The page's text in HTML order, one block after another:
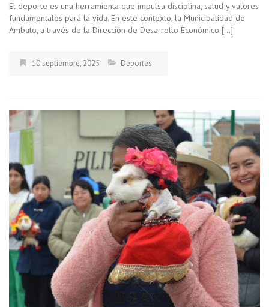
El deporte es una herramienta que impulsa disciplina, salud y valores
fundamentales para la vida. En este contexto, la Municipalidad de
Ambato, a través de la Dirección de Desarrollo Económico […]
10 septiembre, 2025 Deportes